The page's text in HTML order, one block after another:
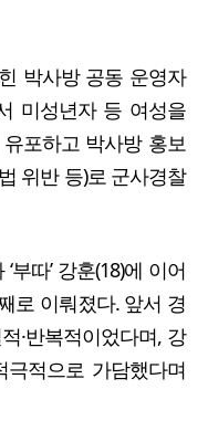
박사방 공동 운영자
미성년자 등 여성을
포하고 박사방 홍보
위반 등)로 군사경찰
부따’ 강훈(18)에 이어
로 이뤄졌다. 앞서 경
·반복적이었다며, 강
적으로 가담했다며